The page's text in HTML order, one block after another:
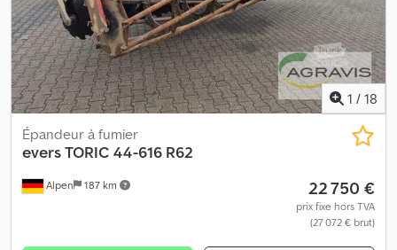
1 / 18
Alpen 187 km
Épandeur à fumier
eversTORIC 44-616 R62
22 750 €
prix fixe hors TVA
(27 072 € brut)